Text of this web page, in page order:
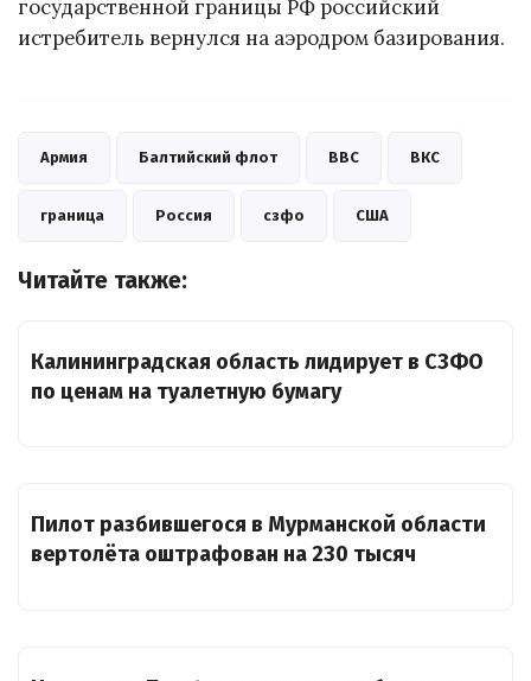
государственной границы РФ российский
истребитель вернулся на аэродром базирования.
Армия Балтийский флот ВВС ВКС
граница Россия сзфо США
Читайте также:
Калининградская область лидирует в СЗФО
по ценам на туалетную бумагу
Пилот разбившегося в Мурманской области
вертолёта оштрафован на 230 тысяч